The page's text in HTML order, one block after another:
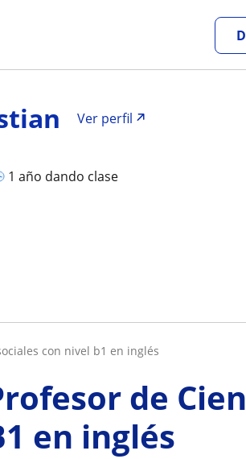
Ver perfil
1 año dando clase
con nivel b1 en inglés
de
en inglés